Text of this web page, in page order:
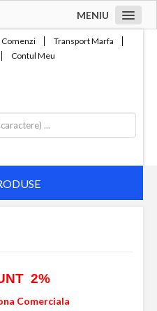
MENIU
Comenzi
Transport Marfa
Contul Meu
2%
Comerciala